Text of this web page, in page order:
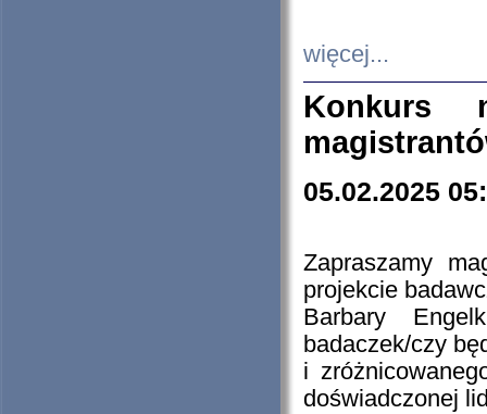
więcej...
Konkurs
05.02.2025
Zapraszamy
projekcie
Barbary
badaczek/czy
i
doświadczonej